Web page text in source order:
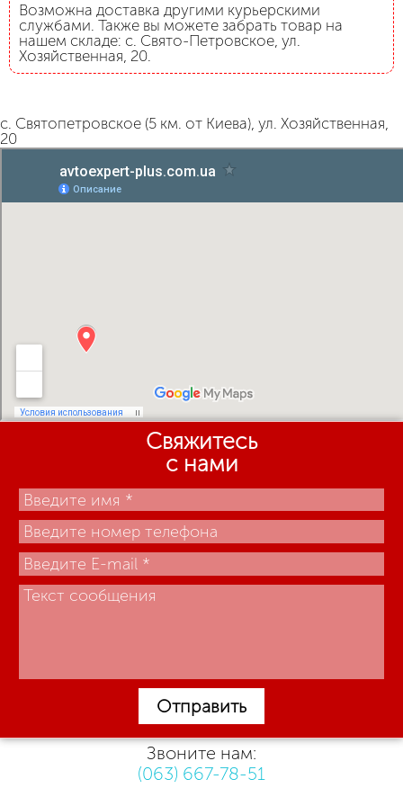
Возможна доставка другими курьерскими
службами. Также вы можете забрать товар на
нашем складе: с. Свято-Петровское, ул.
Хозяйственная, 20.
с. Святопетровское (5 км. от Киева), ул. Хозяйственная,
20
Свяжитесь
с нами
Отправить
Звоните нам:
(063) 667-78-51